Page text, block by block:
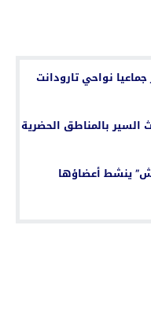
نواحي تارودانت
حوادث السير بالمناطق الحضرية
ينشط أعضاؤها